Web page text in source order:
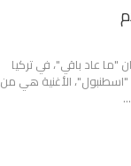
"ما عاد باقي"، في تركيا
"اسطنبول"، الأغنية هي من